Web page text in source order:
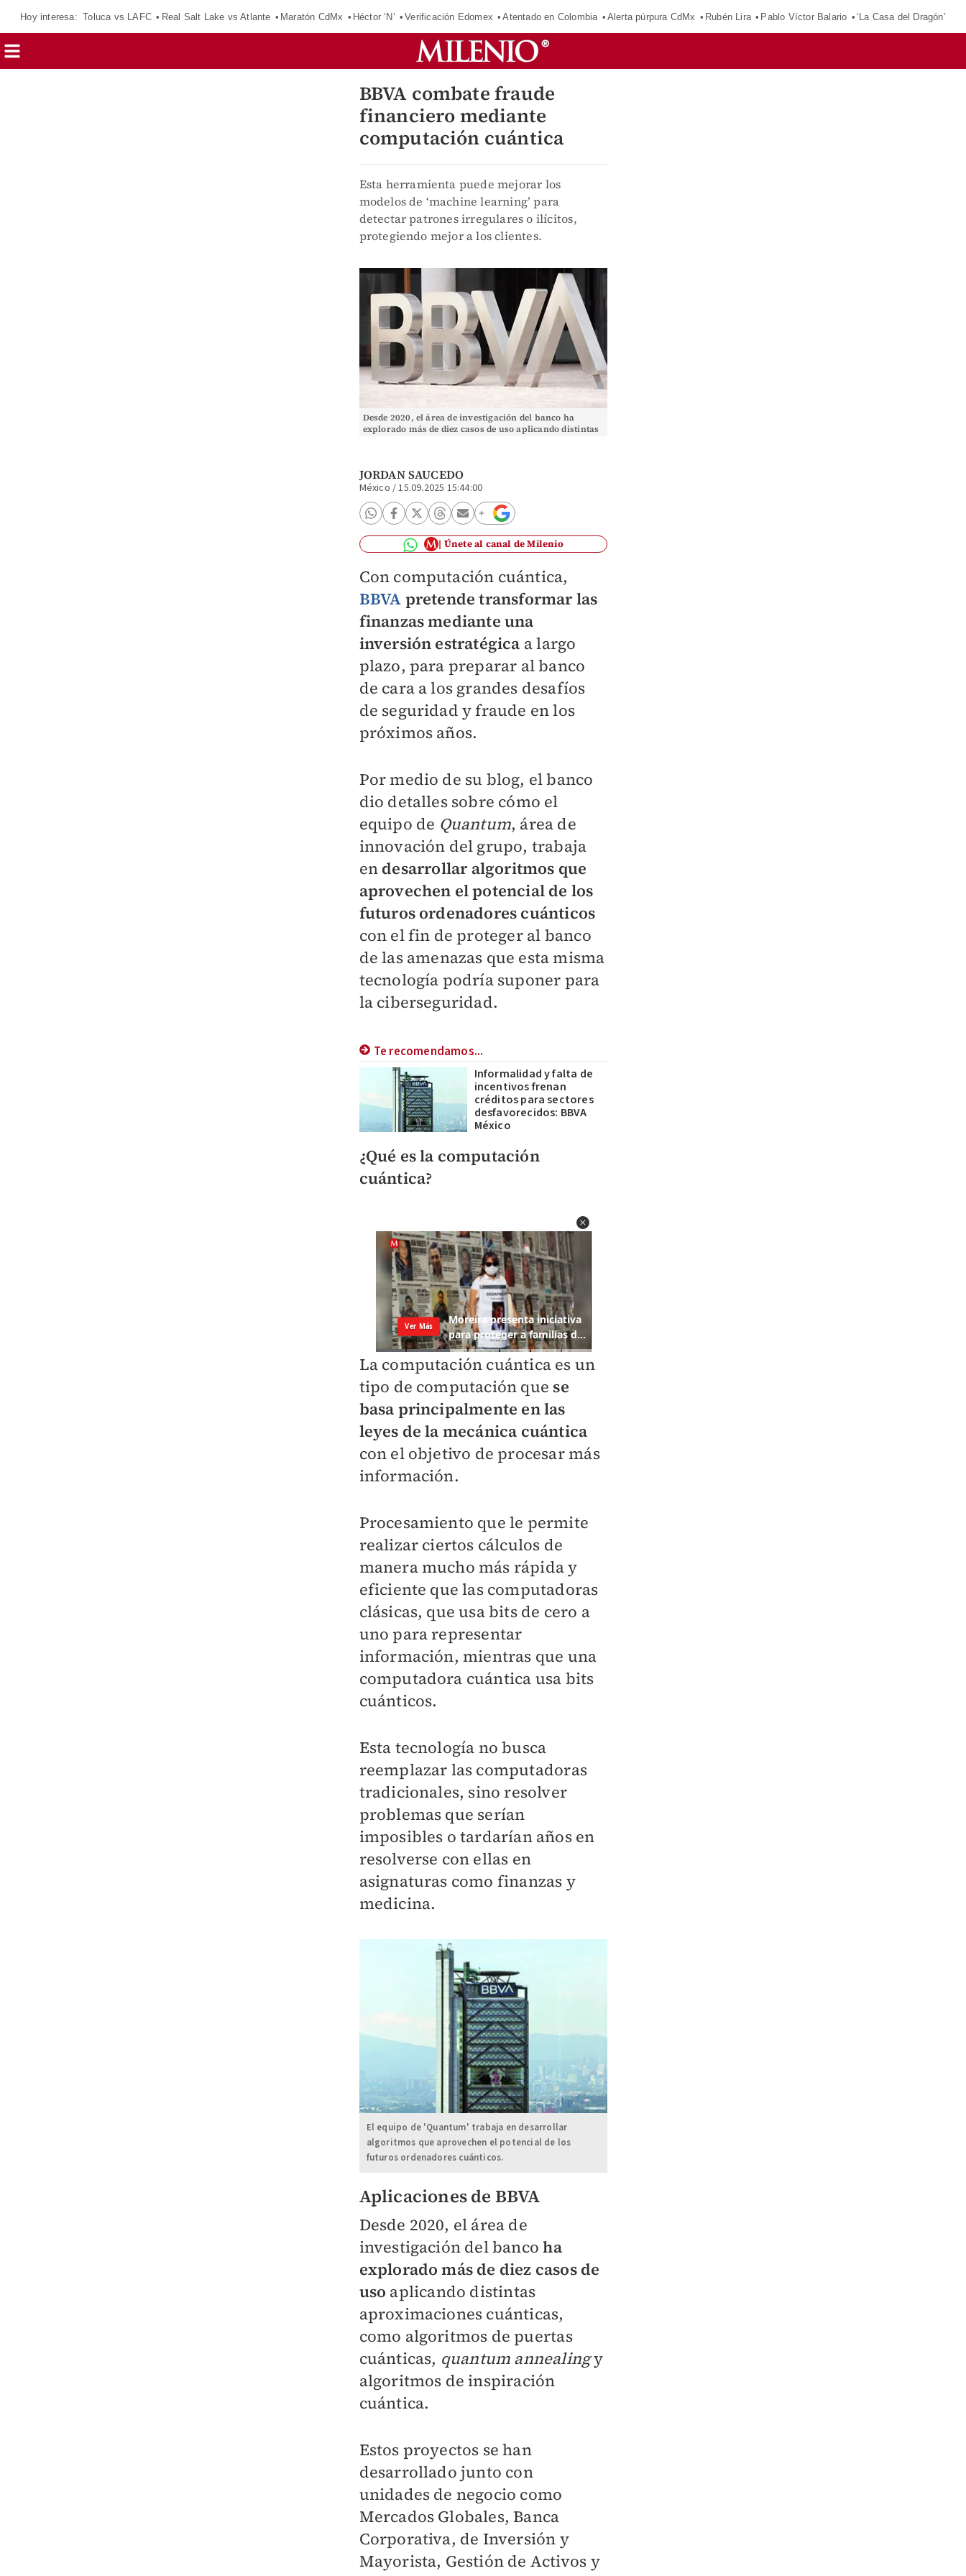
Hoy interesa: Toluca vs LAFC Real Salt Lake vs Atlante Maratón CdMx Héctor ‘N’ Verificación Edomex Atentado en Colombia Alerta púrpura CdMx Rubén Lira Pablo Víctor Balario ‘La Casa del Dragón’
BBVA combate fraude
financiero mediante
computación cuántica
Esta herramienta puede mejorar los
modelos de ‘machine learning’ para
detectar patrones irregulares o ilícitos,
protegiendo mejor a los clientes.
Desde 2020, el área de investigación del banco ha
explorado más de diez casos de uso aplicando distintas
JORDAN SAUCEDO
México /15.09.2025 15:44:00
Únete al canal de Milenio
Con computación cuántica,
BBVA pretende transformar las
finanzas mediante una
inversión estratégica a largo
plazo, para preparar al banco
de cara a los grandes desafíos
de seguridad y fraude en los
próximos años.
Por medio de su blog, el banco
dio detalles sobre cómo el
equipo de Quantum, área de
innovación del grupo, trabaja
en desarrollar algoritmos que
aprovechen el potencial de los
futuros ordenadores cuánticos
con el fin de proteger al banco
de las amenazas que esta misma
tecnología podría suponer para
la ciberseguridad.
Te recomendamos...
Informalidad y falta de
incentivos frenan
créditos para sectores
desfavorecidos: BBVA
México
¿Qué es la computación
cuántica?
La computación cuántica es un
tipo de computación que se
basa principalmente en las
leyes de la mecánica cuántica
con el objetivo de procesar más
información.
Procesamiento que le permite
realizar ciertos cálculos de
manera mucho más rápida y
eficiente que las computadoras
clásicas, que usa bits de cero a
uno para representar
información, mientras que una
computadora cuántica usa bits
cuánticos.
Esta tecnología no busca
reemplazar las computadoras
tradicionales, sino resolver
problemas que serían
imposibles o tardarían años en
resolverse con ellas en
asignaturas como finanzas y
medicina.
El equipo de 'Quantum' trabaja en desarrollar
algoritmos que aprovechen el potencial de los
futuros ordenadores cuánticos.
Aplicaciones de BBVA
Desde 2020, el área de
investigación del bancoha
explorado más de diez casos de
uso aplicando distintas
aproximaciones cuánticas,
como algoritmos de puertas
cuánticas, quantum annealingy
algoritmos de inspiración
cuántica.
Estos proyectos se han
desarrollado junto con
unidades de negocio como
Mercados Globales, Banca
Corporativa, de Inversión y
Mayorista, Gestión de Activos y